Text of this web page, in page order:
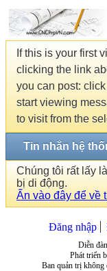
If this is your first
clicking the link
you can post:
start viewing
to visit from the
Tin nhắn hệ
Chúng tôi rất lấy
bị di động.
Ấn vào đây để về
Đăng nhập
Diễn
Phát triển
Ban quản trị không